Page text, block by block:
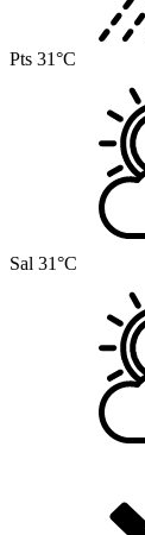
Pts 31°C
Sal 31°C